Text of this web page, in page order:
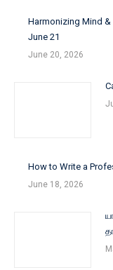
Harmonizing Mind &
June 21
June 20, 2026
How to Write a
June 18, 2026